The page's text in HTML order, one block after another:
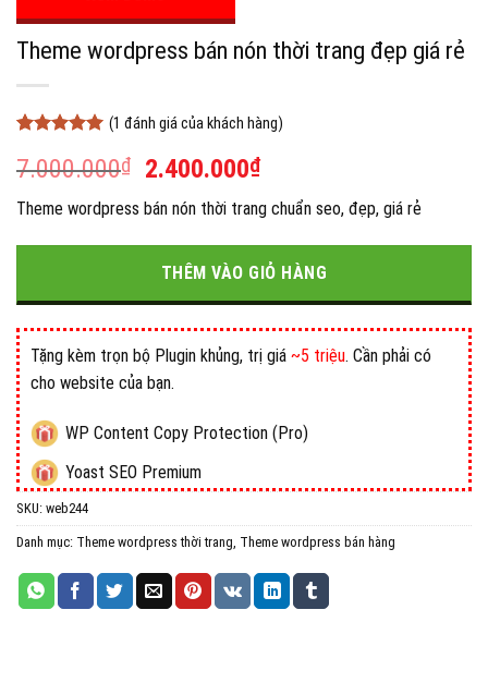
Theme wordpress bán nón thời trang đẹp giá rẻ
dựa trên
đánh giá
(1 đánh giá của khách hàng)
7.000.000₫
Giá
gốc
là:
7.000.000₫.
2.400.000₫Giá
hiện
tại
là:
2.400.000₫.
Theme wordpress bán nón thời trang chuẩn seo, đẹp, giá rẻ
THÊM VÀO GIỎ HÀNG
Tặng kèm trọn bộ Plugin khủng, trị giá ~5 triệu. Cần phải có
cho website của bạn.
WP Content Copy Protection (Pro)
Yoast SEO Premium
All in One WP Migration Unlimited Extension
iThemes Security Pro
Wordfence Security Premium
SKU: web244
Danh mục: Theme wordpress thời trang, Theme wordpress bán hàng